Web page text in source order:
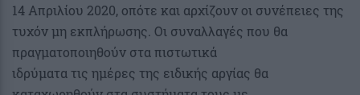
14 Απριλίου 2020, οπότε και αρχίζουν οι συνέπειες της
τυχόν μη εκπλήρωσης. Οι συναλλαγές που θα
πραγματοποιηθούν στα πιστωτικά
ιδρύματα τις ημέρες της ειδικής αργίας θα